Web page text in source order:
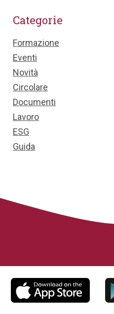
Categorie
Formazione
Eventi
Novità
Circolare
Documenti
Lavoro
ESG
Guida